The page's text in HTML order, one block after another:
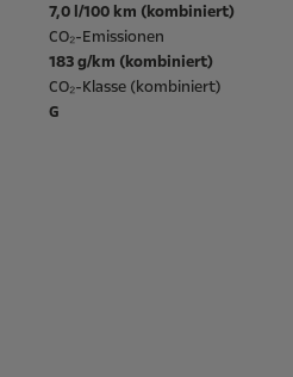
7,0 l/100 km (kombiniert)
CO₂-Emissionen
183 g/km (kombiniert)
CO₂-Klasse (kombiniert)
G